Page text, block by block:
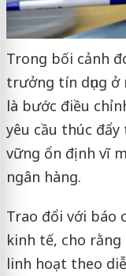
Trong bối cảnh
trưởng tín dụng ở
là bước điều
yêu cầu thúc đẩy
vững ổn định vĩ
ngân hàng.
Trao đổi với báo
kinh tế, cho
linh hoạt theo